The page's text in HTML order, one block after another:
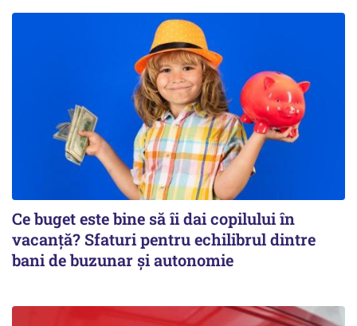
Ce buget este bine să îi dai copilului în
vacanță? Sfaturi pentru echilibrul dintre
bani de buzunar și autonomie